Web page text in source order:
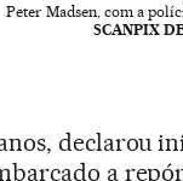
Peter Madsen, com a
SCANPIX
declarou
a